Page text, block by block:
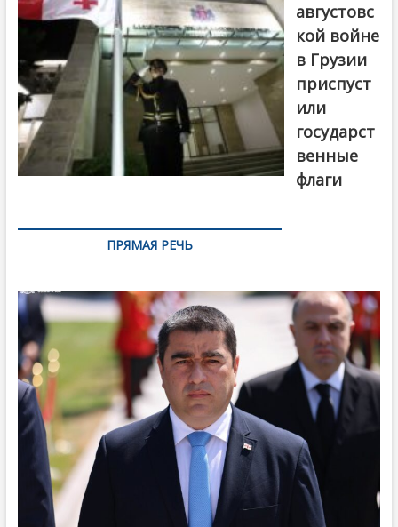
августовс
кой войне
в Грузии
приспуст
или
государст
венные
флаги
ПРЯМАЯ РЕЧЬ